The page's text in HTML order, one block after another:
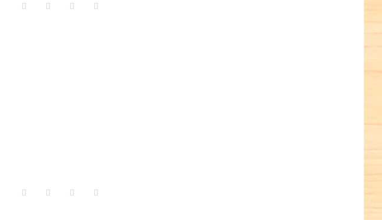
FacebookTwitter Google+
FacebookTwitter Google+